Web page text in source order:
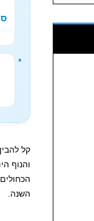
קל
והנוף
השנה.